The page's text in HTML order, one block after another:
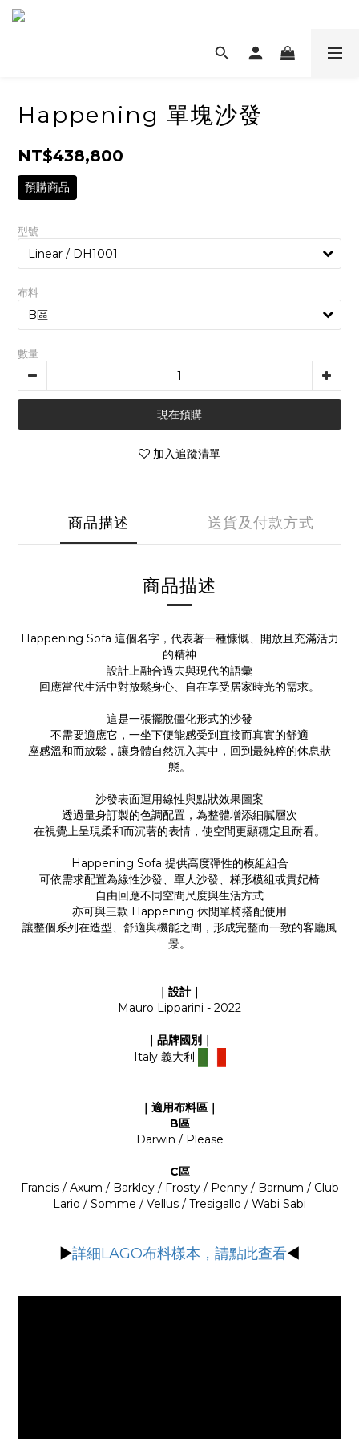
Happening 單塊沙發
NT$438,800
預購商品
型號
布料
數量
現在預購
加入追蹤清單
商品描述 送貨及付款方式
商品描述
Happening Sofa 這個名字，代表著一種慷慨、開放且充滿活力
的精神
設計上融合過去與現代的語彙
回應當代生活中對放鬆身心、自在享受居家時光的需求。
這是一張擺脫僵化形式的沙發
不需要適應它，一坐下便能感受到直接而真實的舒適
座感溫和而放鬆，讓身體自然沉入其中，回到最純粹的休息狀
態。
沙發表面運用線性與點狀效果圖案
透過量身訂製的色調配置，為整體增添細膩層次
在視覺上呈現柔和而沉著的表情，使空間更顯穩定且耐看。
Happening Sofa 提供高度彈性的模組組合
可依需求配置為線性沙發、單人沙發、梯形模組或貴妃椅
自由回應不同空間尺度與生活方式
亦可與三款 Happening 休閒單椅搭配使用
讓整個系列在造型、舒適與機能之間，形成完整而一致的客廳風
景。
｜設計｜
Mauro Lipparini - 2022
｜品牌國別｜
Italy 義大利
｜適用布料區｜
B區
Darwin / Please
C區
Francis / Axum / Barkley / Frosty / Penny / Barnum / Club
Lario / Somme / Vellus / Tresigallo / Wabi Sabi
▶詳細LAGO布料樣本，請點此查看◀